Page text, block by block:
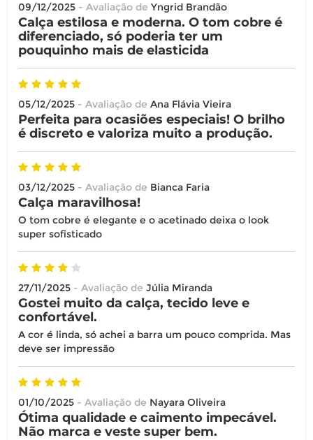
09/12/2025 - Avaliação de Yngrid Brandão
Calça estilosa e moderna. O tom cobre é
diferenciado, só poderia ter um
pouquinho mais de elasticida
05/12/2025 - Avaliação de Ana Flávia Vieira
Perfeita para ocasiões especiais! O brilho
é discreto e valoriza muito a produção.
03/12/2025 - Avaliação de Bianca Faria
Calça maravilhosa!
O tom cobre é elegante e o acetinado deixa o look
super sofisticado
27/11/2025 - Avaliação de Júlia Miranda
Gostei muito da calça, tecido leve e
confortável.
A cor é linda, só achei a barra um pouco comprida. Mas
deve ser impressão
01/10/2025 - Avaliação de Nayara Oliveira
Ótima qualidade e caimento impecável.
Não marca e veste super bem.